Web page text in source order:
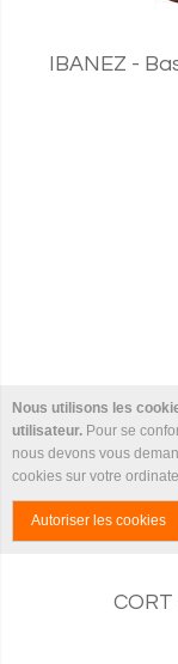
Nous utilisons les
utilisateur. Pour se
nous devons vous
cookies sur votre
Autoriser les cookies
IBANEZ -